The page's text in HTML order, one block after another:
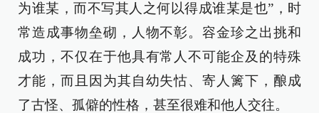
为谁某，而不写其人之何以得成谁某是也”，时
常造成事物垒砌，人物不彰。容金珍之出挑和
成功，不仅在于他具有常人不可能企及的特殊
才能，而且因为其自幼失怙、寄人篱下，酿成
了古怪、孤僻的性格，甚至很难和他人交往。